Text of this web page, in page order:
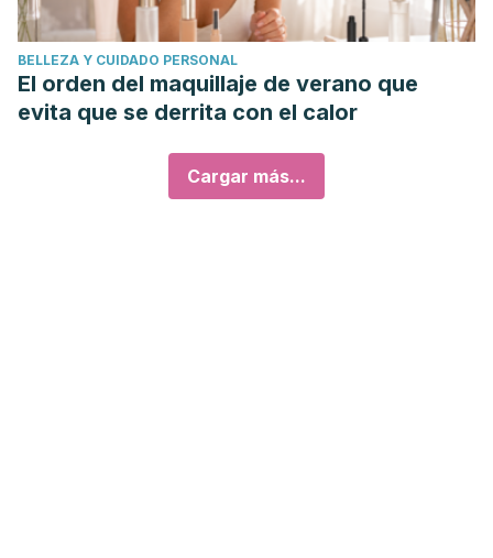
BELLEZA Y CUIDADO PERSONAL
El orden del maquillaje de verano que
evita que se derrita con el calor
Cargar más...